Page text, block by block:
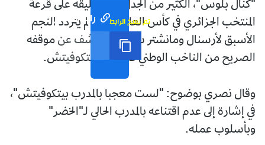
رابط مختصر تم نسخ الرابط
"كنال بلوس"، الكثير من الجدل بعد تعليقه على قرعة
المنتخب الجزائري في كأس العالم 2026، لم يتردد النجم
الأسبق لأرسنال ومانشتر سيتي في الكشف عن موقفه
الصريح من الناخب الوطني فلاديمير بيتكوفيتش.
وقال نصري بوضوح: "لست معجبا بالمدرب بيتكوفيتش"،
في إشارة إلى عدم اقتناعه بالمدرب الحالي لـ"الخضر"
وبأسلوب عمله.